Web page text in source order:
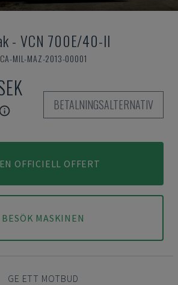
-VCN 700E/40-II
CA-MIL-MAZ-2013-00001
BETALNINGSALTERNATIV
OFFICIELL OFFERT
BESÖK MASKINEN
GE ETT MOTBUD